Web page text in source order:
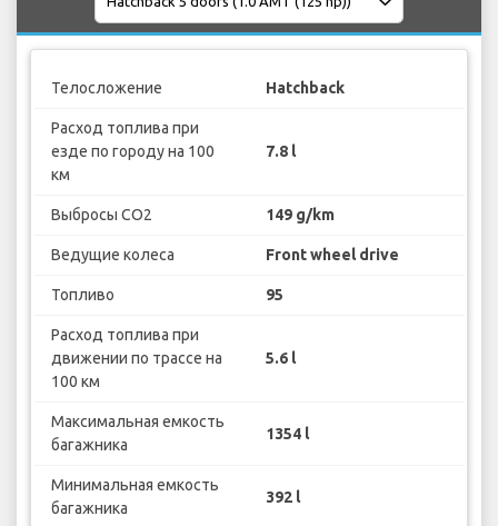
Телосложение Hatchback
Расход топлива при
езде по городу на 100
км
7.8 l
Выбросы CO2 149 g/km
Ведущие колеса Front wheel drive
Топливо 95
Расход топлива при
движении по трассе на
100 км
5.6 l
Максимальная емкость
багажника
1354 l
Минимальная емкость
багажника
392 l